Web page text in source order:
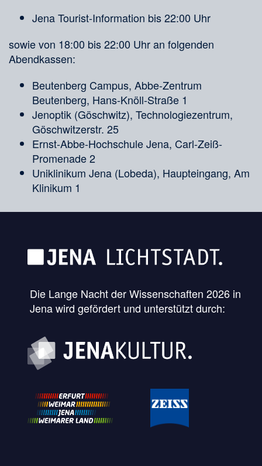
Jena Tourist-Information bis 22:00 Uhr
sowie von 18:00 bis 22:00 Uhr an folgenden
Abendkassen:
Beutenberg Campus, Abbe-Zentrum
Beutenberg, Hans-Knöll-Straße 1
Jenoptik (Göschwitz), Technologiezentrum,
Göschwitzerstr. 25
Ernst-Abbe-Hochschule Jena, Carl-Zeiß-
Promenade 2
Uniklinikum Jena (Lobeda), Haupteingang, Am
Klinikum 1
Die Lange Nacht der Wissenschaften 2026 in
Jena wird gefördert und unterstützt durch: